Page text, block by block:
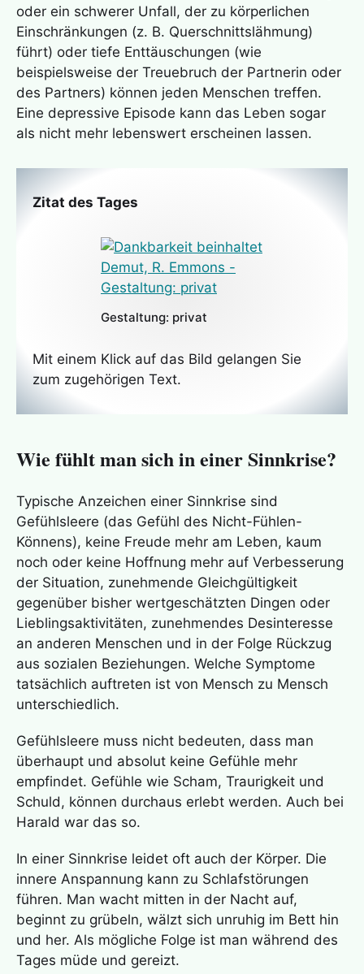
oder ein schwerer Unfall, der zu körperlichen
Einschränkungen (z. B. Querschnittslähmung)
führt) oder tiefe Enttäuschungen (wie
beispielsweise der Treuebruch der Partnerin oder
des Partners) können jeden Menschen treffen.
Eine depressive Episode kann das Leben sogar
als nicht mehr lebenswert erscheinen lassen.
Zitat des Tages
Gestaltung: privat
Mit einem Klick auf das Bild gelangen Sie
zum zugehörigen Text.
Wie fühlt man sich in einer Sinnkrise?
Typische Anzeichen einer Sinnkrise sind
Gefühlsleere (das Gefühl des Nicht-Fühlen-
Könnens), keine Freude mehr am Leben, kaum
noch oder keine Hoffnung mehr auf Verbesserung
der Situation, zunehmende Gleichgültigkeit
gegenüber bisher wertgeschätzten Dingen oder
Lieblingsaktivitäten, zunehmendes Desinteresse
an anderen Menschen und in der Folge Rückzug
aus sozialen Beziehungen. Welche Symptome
tatsächlich auftreten ist von Mensch zu Mensch
unterschiedlich.
Gefühlsleere muss nicht bedeuten, dass man
überhaupt und absolut keine Gefühle mehr
empfindet. Gefühle wie Scham, Traurigkeit und
Schuld, können durchaus erlebt werden. Auch bei
Harald war das so.
In einer Sinnkrise leidet oft auch der Körper. Die
innere Anspannung kann zu Schlafstörungen
führen. Man wacht mitten in der Nacht auf,
beginnt zu grübeln, wälzt sich unruhig im Bett hin
und her. Als mögliche Folge ist man während des
Tages müde und gereizt.